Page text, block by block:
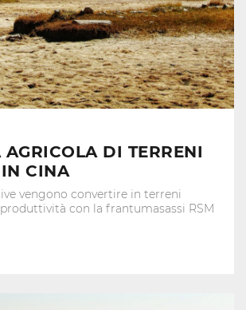
DI TERRENI
CINA
vengono convertire in terreni
con la frantumasassi RSM